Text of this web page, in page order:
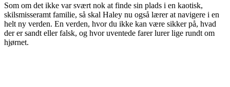
Som om det ikke var svært nok at finde sin plads i en kaotisk,
skilsmisseramt familie, så skal Haley nu også lærer at navigere i en
helt ny verden. En verden, hvor du ikke kan være sikker på, hvad
der er sandt eller falsk, og hvor uventede farer lurer lige rundt om
hjørnet.